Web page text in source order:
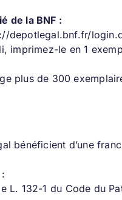
de la BNF :
depotlegal.bnf.fr/
imprimez-le en 1
plus de 300
bénéficient d’une
L. 132-1 du Code du